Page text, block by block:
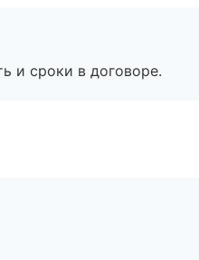
и сроки в договоре.